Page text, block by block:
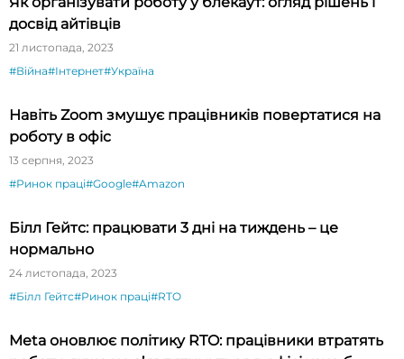
досвід айтівців
21 листопада, 2023
#Війна#Інтернет#Україна
Навіть Zoom змушує працівників повертатися на
роботу в офіс
13 серпня, 2023
#Ринок праці#Google#Amazon
Білл Гейтс: працювати 3 дні на тиждень – це
нормально
24 листопада, 2023
#Білл Гейтс#Ринок праці#RTO
Meta оновлює політику RTO: працівники втратять